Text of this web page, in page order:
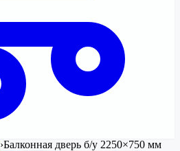
›Балконная дверь б/у 2250×750 мм